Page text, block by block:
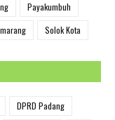
Payakumbuh
Solok Kota
DPRD Padang